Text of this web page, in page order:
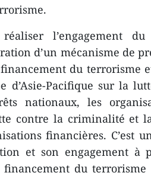
l’engagement du
d’un mécanisme de
du terrorisme
d’Asie-Pacifique sur la
nationaux, les
contre la criminalité et
financières. C’est
et son engagement
du